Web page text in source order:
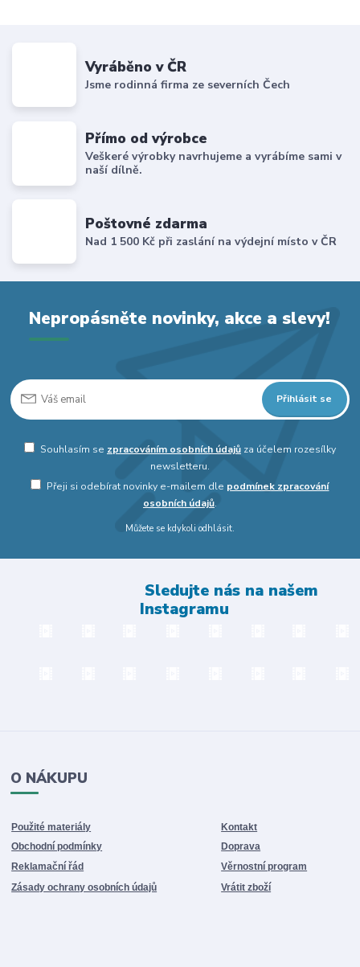
Vyráběno v ČR
Jsme rodinná firma ze severních Čech
Přímo od výrobce
Veškeré výrobky navrhujeme a vyrábíme sami v
naší dílně.
Poštovné zdarma
Nad 1 500 Kč při zaslání na výdejní místo v ČR
Nepropásněte novinky, akce a slevy!
Přihlásit se
Souhlasím se zpracováním osobních údajůza účelem rozesílky
newsletteru.
Přeji si odebírat novinky e-mailem dle podmínek zpracování
osobních údajů.
Můžete se kdykoli odhlásit.
Sledujte nás na našem
Instagramu
O NÁKUPU
Použité materiály
Kontakt
Obchodní podmínky
Doprava
Reklamační řád
Věrnostní program
Zásady ochrany osobních údajů
Vrátit zboží